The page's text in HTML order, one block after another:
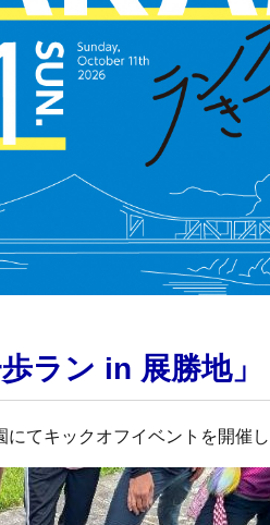
ラン in 展勝地」
てキックオフイベントを開催し